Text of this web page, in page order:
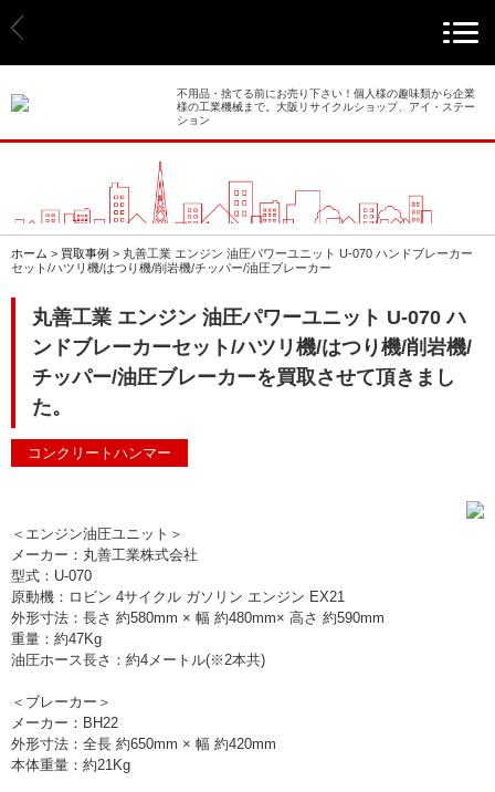
不用品・捨てる前にお売り下さい！個人様の趣味類から企業
様の工業機械まで。大阪リサイクルショップ、アイ・ステー
ション
ホーム > 買取事例 > 丸善工業 エンジン 油圧パワーユニット U-070 ハンドブレーカー
セット/ハツリ機/はつり機/削岩機/チッパー/油圧ブレーカー
丸善工業 エンジン 油圧パワーユニット U-070 ハ
ンドブレーカーセット/ハツリ機/はつり機/削岩機/
チッパー/油圧ブレーカーを買取させて頂きまし
た。
コンクリートハンマー
＜エンジン油圧ユニット＞
メーカー：丸善工業株式会社
型式：U-070
原動機：ロビン 4サイクル ガソリン エンジン EX21
外形寸法：長さ 約580mm × 幅 約480mm× 高さ 約590mm
重量：約47Kg
油圧ホース長さ：約4メートル(※2本共)
＜ブレーカー＞
メーカー：BH22
外形寸法：全長 約650mm × 幅 約420mm
本体重量：約21Kg
> 店頭買取
> 出張買取
> 選ばれる理由
> おもちゃ・ホビー・楽器等・マニア
品・コレクターズアイテム
> 骨董品・古美術品の査定